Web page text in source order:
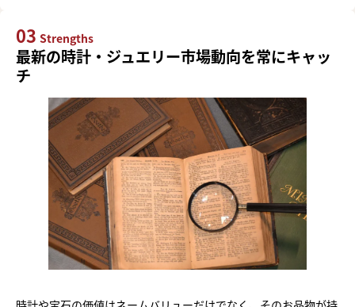
03 Strengths
最新の時計・ジュエリー市場動向を常にキャッ
チ